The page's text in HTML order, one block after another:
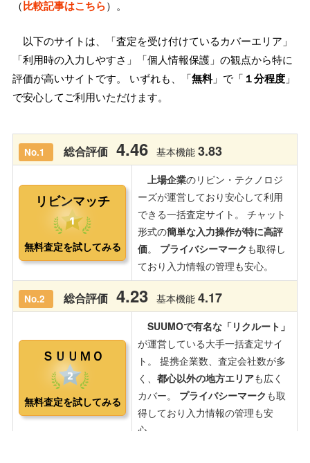
（比較記事はこちら）。
以下のサイトは、「査定を受け付けているカバーエリア」
「利用時の入力しやすさ」「個人情報保護」の観点から特に
評価が高いサイトです。 いずれも、「無料」で「 １分程度 」
で安心してご利用いただけます。